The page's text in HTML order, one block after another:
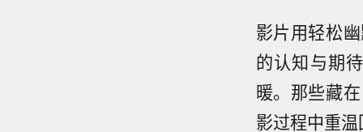
影片用轻松
的认知与期
暖。那些藏
影过程中重